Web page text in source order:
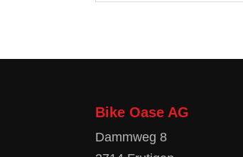
Bike Oase AG
Dammweg 8